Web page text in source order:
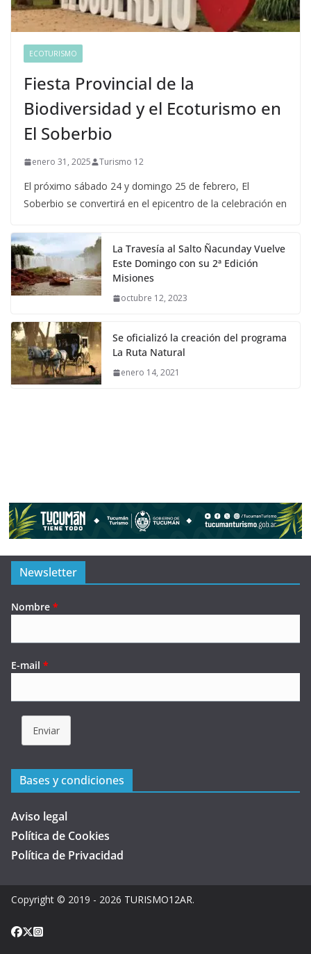
ECOTURISMO
Fiesta Provincial de la
Biodiversidad y el Ecoturismo en
El Soberbio
enero 31, 2025 Turismo 12
El próximo sábado 24 y domingo 25 de febrero, El
Soberbio se convertirá en el epicentro de la celebración en
La Travesía al Salto Ñacunday Vuelve
Este Domingo con su 2ª Edición
Misiones
octubre 12, 2023
Se oficializó la creación del programa
La Ruta Natural
enero 14, 2021
Newsletter
Nombre *
E-mail *
Enviar
Bases y condiciones
Aviso legal
Política de Cookies
Política de Privacidad
Copyright © 2019 - 2026 TURISMO12AR.